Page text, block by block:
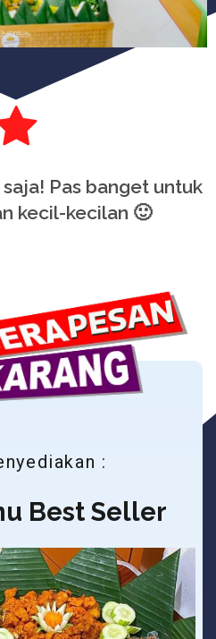
Pas banget untuk
kecil-kecilan 🙂
:
Best Seller